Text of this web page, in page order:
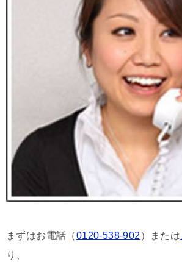
まずはお電話（0120-538-902 ）または
り、